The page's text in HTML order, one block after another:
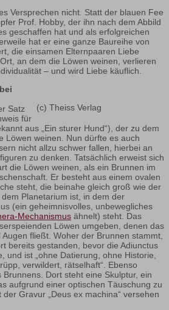
Versprechen nicht. Statt der blauen Fee
Prof. Hobby, der ihn nach dem Abbild
geschaffen hat und als erfolgreichen
hat er eine ganze Baureihe von
die einsamen Elternpaaren Liebe
an dem die Löwen weinen, verlieren
– und wird Liebe käuflich.
(c) Theiss Verlag
Satz
für
aus „Ein sturer Hund“), der zu dem
Löwen weinen. Nun dürfte es auch
nicht allzu schwer fallen, hierbei an
zu denken. Tatsächlich erweist sich
die Löwen weinen, als ein Brunnen im
Er besteht aus einem ovalen
steht, die beinahe gleich groß wie der
Planetarium ist, in dem der
(ein geheimnisvolles, unbewegliches
Mechanismus ähnelt) steht. Das
Löwen umgeben, denen das
fließt. Woher der Brunnen stammt,
bereits gestanden, bevor die Adiunctus
und ist „ohne Datierung, ohne Historie,
verwildert, rätselhaft“. Ebenso
Dort steht eine Skulptur, ein
aufgrund einer optischen Täuschung zu
Gravur „Deus ex machina“ versehen